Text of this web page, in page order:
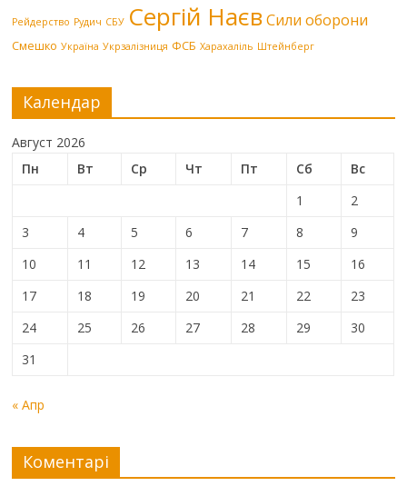
Рейдерство Рудич СБУ Сергій Наєв Сили оборони
Смешко Україна Укрзалізниця ФСБ Харахаліль Штейнберг
Календар
Август 2026
Пн
Вт Ср Чт Пт Сб
Вс
1
2
3
4 5 6 7 8
9
10
11 12 13 14 15
16
17
18 19 20 21 22
23
24
25 26 27 28 29
30
31
« Апр
Коментарі